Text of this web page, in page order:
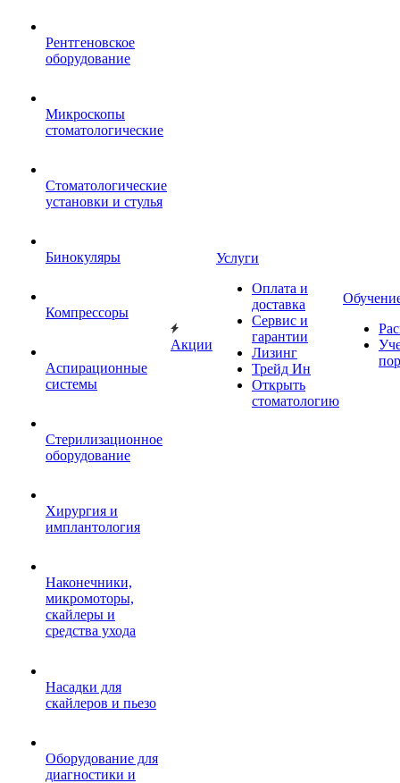
Рентгеновское
оборудование
Микроскопы
стоматологические
Стоматологические
установки и стулья
Бинокуляры
Компрессоры
Аспирационные
системы
Стерилизационное
оборудование
Хирургия и
имплантология
Наконечники,
микромоторы,
скайлеры и
средства ухода
Насадки для
скайлеров и пьезо
Оборудование для
диагностики и
Акции
Услуги
Оплата и
доставка
Сервис и
гарантии
Лизинг
Трейд Ин
Открыть
стоматологию